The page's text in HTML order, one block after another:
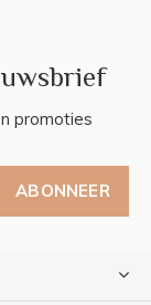
promoties
ABONNEER